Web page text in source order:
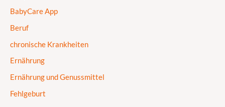
BabyCare App
Beruf
chronische Krankheiten
Ernährung
Ernährung und Genussmittel
Fehlgeburt